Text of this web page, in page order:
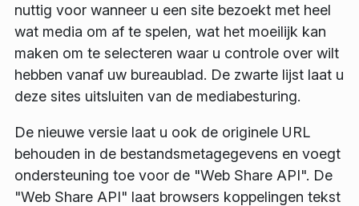
nuttig voor wanneer u een site bezoekt met heel
wat media om af te spelen, wat het moeilijk kan
maken om te selecteren waar u controle over wilt
hebben vanaf uw bureaublad. De zwarte lijst laat u
deze sites uitsluiten van de mediabesturing.
De nieuwe versie laat u ook de originele URL
behouden in de bestandsmetagegevens en voegt
ondersteuning toe voor de "Web Share API". De
"Web Share API" laat browsers koppelingen tekst